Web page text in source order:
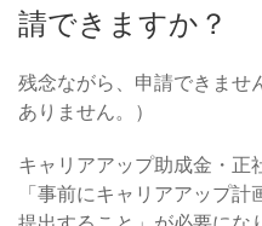
請できますか？
残念ながら、申請できませ
ありません。）
キャリアアップ助成金・正
「事前にキャリアアップ